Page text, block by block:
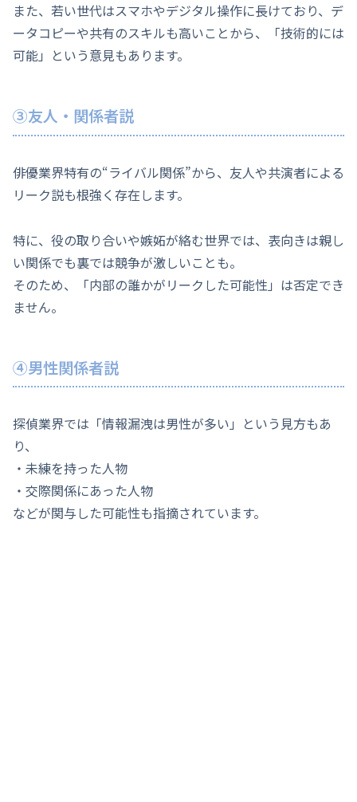
また、若い世代はスマホやデジタル操作に長けており、デ
ータコピーや共有のスキルも高いことから、「技術的には
可能」という意見もあります。
③友人・関係者説
俳優業界特有の“ライバル関係”から、友人や共演者による
リーク説も根強く存在します。
特に、役の取り合いや嫉妬が絡む世界では、表向きは親し
い関係でも裏では競争が激しいことも。
そのため、「内部の誰かがリークした可能性」は否定でき
ません。
④男性関係者説
探偵業界では「情報漏洩は男性が多い」という見方もあ
り、
・未練を持った人物
・交際関係にあった人物
などが関与した可能性も指摘されています。